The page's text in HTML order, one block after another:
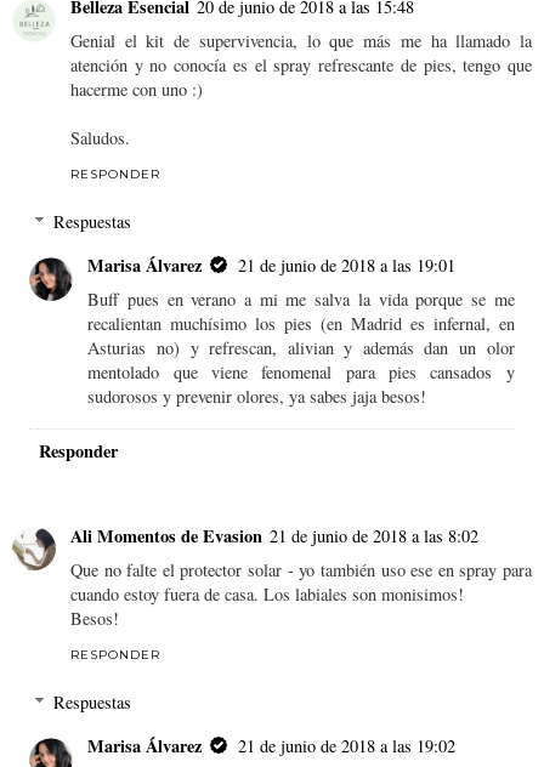
Belleza Esencial 20 de junio de 2018 a las 15:48
Genial el kit de supervivencia, lo que más me ha llamado la
atención y no conocía es el spray refrescante de pies, tengo que
hacerme con uno :)
Saludos.
RESPONDER
Respuestas
Marisa Álvarez
21 de junio de 2018 a las 19:01
Buff pues en verano a mi me salva la vida porque se me
recalientan muchísimo los pies (en Madrid es infernal, en
Asturias no) y refrescan, alivian y además dan un olor
mentolado que viene fenomenal para pies cansados y
sudorosos y prevenir olores, ya sabes jaja besos!
Responder
Ali Momentos de Evasion 21 de junio de 2018 a las 8:02
Que no falte el protector solar - yo también uso ese en spray para
cuando estoy fuera de casa. Los labiales son monisimos!
Besos!
RESPONDER
Respuestas
Marisa Álvarez
21 de junio de 2018 a las 19:02